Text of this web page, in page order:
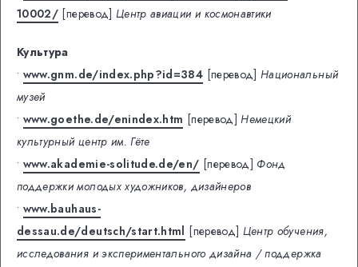
10002/ [перевод] Центр авиации и космонавтики
Культура
• www.gnm.de/index.php?id=384 [перевод] Национальный
музей
• www.goethe.de/enindex.htm [перевод] Немецкий
культурный центр им. Гёте
• www.akademie-solitude.de/en/ [перевод] Фонд
поддержки молодых художников, дизайнеров
• www.bauhaus-
dessau.de/deutsch/start.html [перевод] Центр обучения,
исследования и экспериментального дизайна / поддержка